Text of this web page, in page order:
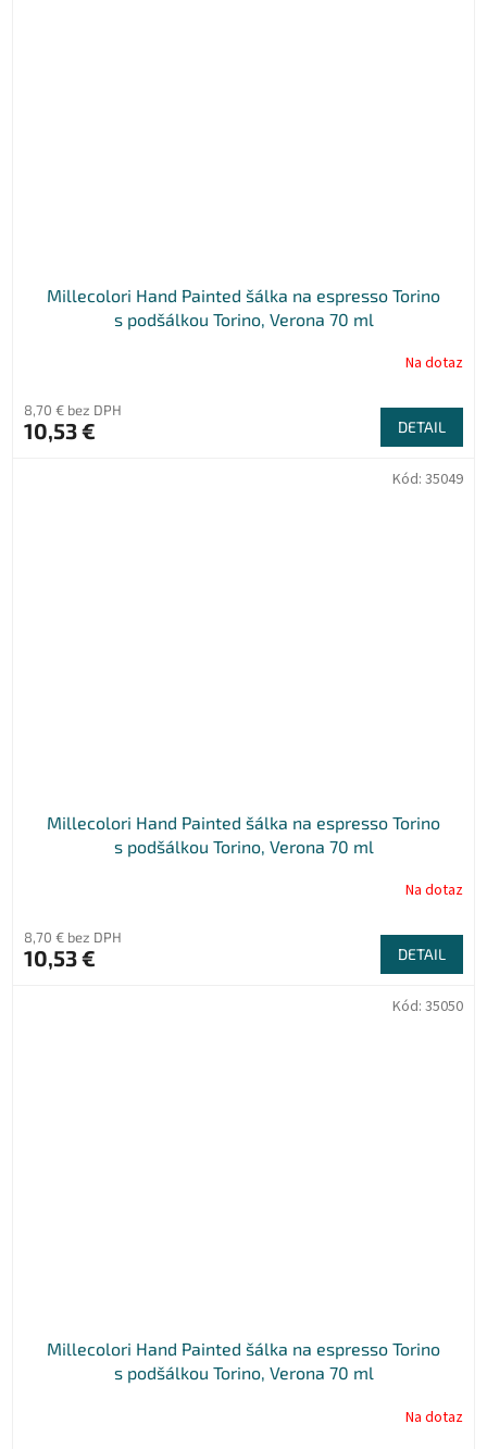
Millecolori Hand Painted šálka na espresso Torino
s podšálkou Torino, Verona 70 ml
Na dotaz
8,70 € bez DPH
10,53 € DETAIL
Millecolori Hand Painted šálka na espresso Torino
s podšálkou Torino, Verona 70 ml
Na dotaz
8,70 € bez DPH
10,53 € DETAIL
Kód: 35049
Millecolori Hand Painted šálka na espresso Torino
s podšálkou Torino, Verona 70 ml
Na dotaz
Kód: 35050